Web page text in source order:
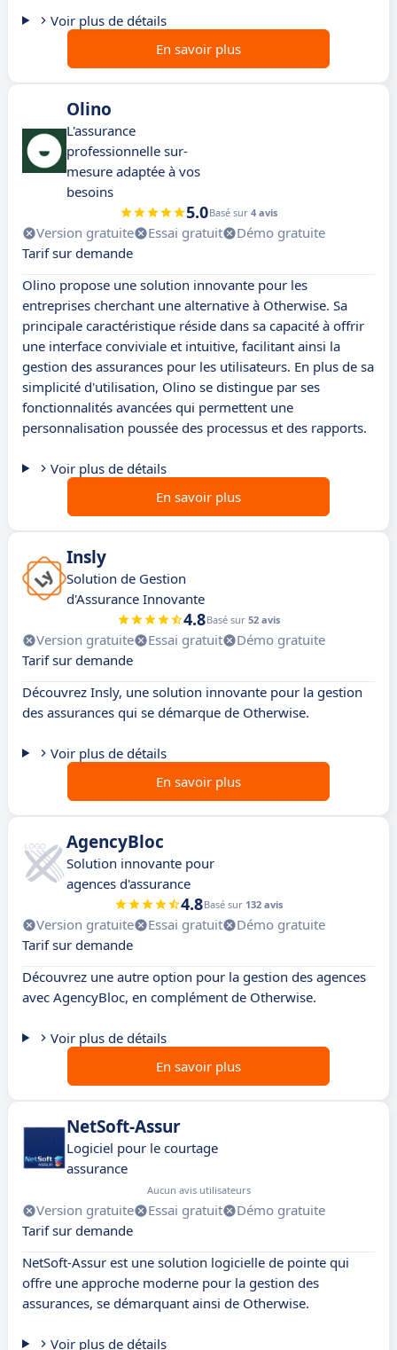
Voir plus de détails
En savoir plus
Olino
L'assurance
professionnelle sur-
mesure adaptée à vos
besoins
5.0Basé sur 4 avis
Version gratuite Essai gratuit
Démo gratuite
Tarif sur demande
Olino propose une solution innovante pour les
entreprises cherchant une alternative à Otherwise. Sa
principale caractéristique réside dans sa capacité à offrir
une interface conviviale et intuitive, facilitant ainsi la
gestion des assurances pour les utilisateurs. En plus de sa
simplicité d'utilisation, Olino se distingue par ses
fonctionnalités avancées qui permettent une
personnalisation poussée des processus et des rapports.
Voir plus de détails
En savoir plus
Insly
Solution de Gestion
d'Assurance Innovante
4.8Basé sur 52 avis
Version gratuite Essai gratuit
Démo gratuite
Tarif sur demande
Découvrez Insly, une solution innovante pour la gestion
des assurances qui se démarque de Otherwise.
Voir plus de détails
En savoir plus
AgencyBloc
Solution innovante pour
agences d'assurance
4.8Basé sur 132 avis
Version gratuite Essai gratuit
Démo gratuite
Tarif sur demande
Découvrez une autre option pour la gestion des agences
avec AgencyBloc, en complément de Otherwise.
Voir plus de détails
En savoir plus
NetSoft-Assur
Logiciel pour le courtage
assurance
Aucun avis utilisateurs
Version gratuite Essai gratuit
Démo gratuite
Tarif sur demande
NetSoft-Assur est une solution logicielle de pointe qui
offre une approche moderne pour la gestion des
assurances, se démarquant ainsi de Otherwise.
Voir plus de détails